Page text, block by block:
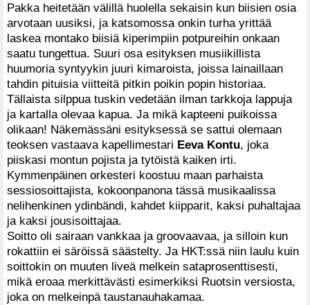
Pakka heitetään välillä huolella sekaisin kun biisien osia
arvotaan uusiksi, ja katsomossa onkin turha yrittää
laskea montako biisiä kiperimpiin potpureihin onkaan
saatu tungettua. Suuri osa esityksen musiikillista
huumoria syntyykin juuri kimaroista, joissa lainaillaan
tahdin pituisia viitteitä pitkin poikin popin historiaa.
Tällaista silppua tuskin vedetään ilman tarkkoja lappuja
ja kartalla olevaa kapua. Ja mikä kapteeni puikoissa
olikaan! Näkemässäni esityksessä se sattui olemaan
teoksen vastaava kapellimestari Eeva Kontu, joka
piiskasi montun pojista ja tytöistä kaiken irti.
Kymmenpäinen orkesteri koostuu maan parhaista
sessiosoittajista, kokoonpanona tässä musikaalissa
nelihenkinen ydinbändi, kahdet kiipparit, kaksi puhaltajaa
ja kaksi jousisoittajaa.
Soitto oli sairaan vankkaa ja groovaavaa, ja silloin kun
rokattiin ei säröissä säästelty. Ja HKT:ssä niin laulu kuin
soittokin on muuten liveä melkein sataprosenttisesti,
mikä eroaa merkittävästi esimerkiksi Ruotsin versiosta,
joka on melkeinpä taustanauhakamaa.